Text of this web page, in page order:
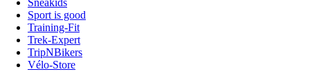
Sneakids
Sport is good
Training-Fit
Trek-Expert
TripNBikers
Vélo-Store